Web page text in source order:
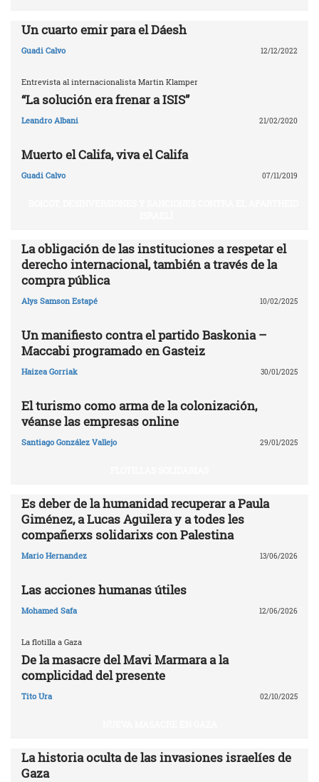
Un cuarto emir para el Dáesh
Guadi Calvo 12/12/2022
Entrevista al internacionalista Martin Klamper
“La solución era frenar a ISIS”
Leandro Albani 21/02/2020
Muerto el Califa, viva el Califa
Guadi Calvo 07/11/2019
La obligación de las instituciones a respetar el
derecho internacional, también a través de la
compra pública
Alys Samson Estapé 10/02/2025
Un manifiesto contra el partido Baskonia –
Maccabi programado en Gasteiz
Haizea Gorriak 30/01/2025
El turismo como arma de la colonización,
véanse las empresas online
Santiago González Vallejo 29/01/2025
Es deber de la humanidad recuperar a Paula
Giménez, a Lucas Aguilera y a todes les
compañerxs solidarixs con Palestina
Mario Hernandez 13/06/2026
Las acciones humanas útiles
Mohamed Safa 12/06/2026
La flotilla a Gaza
De la masacre del Mavi Marmara a la
complicidad del presente
Tito Ura 02/10/2025
La historia oculta de las invasiones israelíes de
Gaza